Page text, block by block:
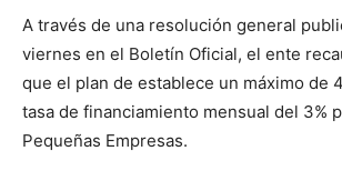
A través de una resolución general
viernes en el Boletín Oficial, el ente
que el plan de establece un máximo de
tasa de financiamiento mensual del 3%
Pequeñas Empresas.